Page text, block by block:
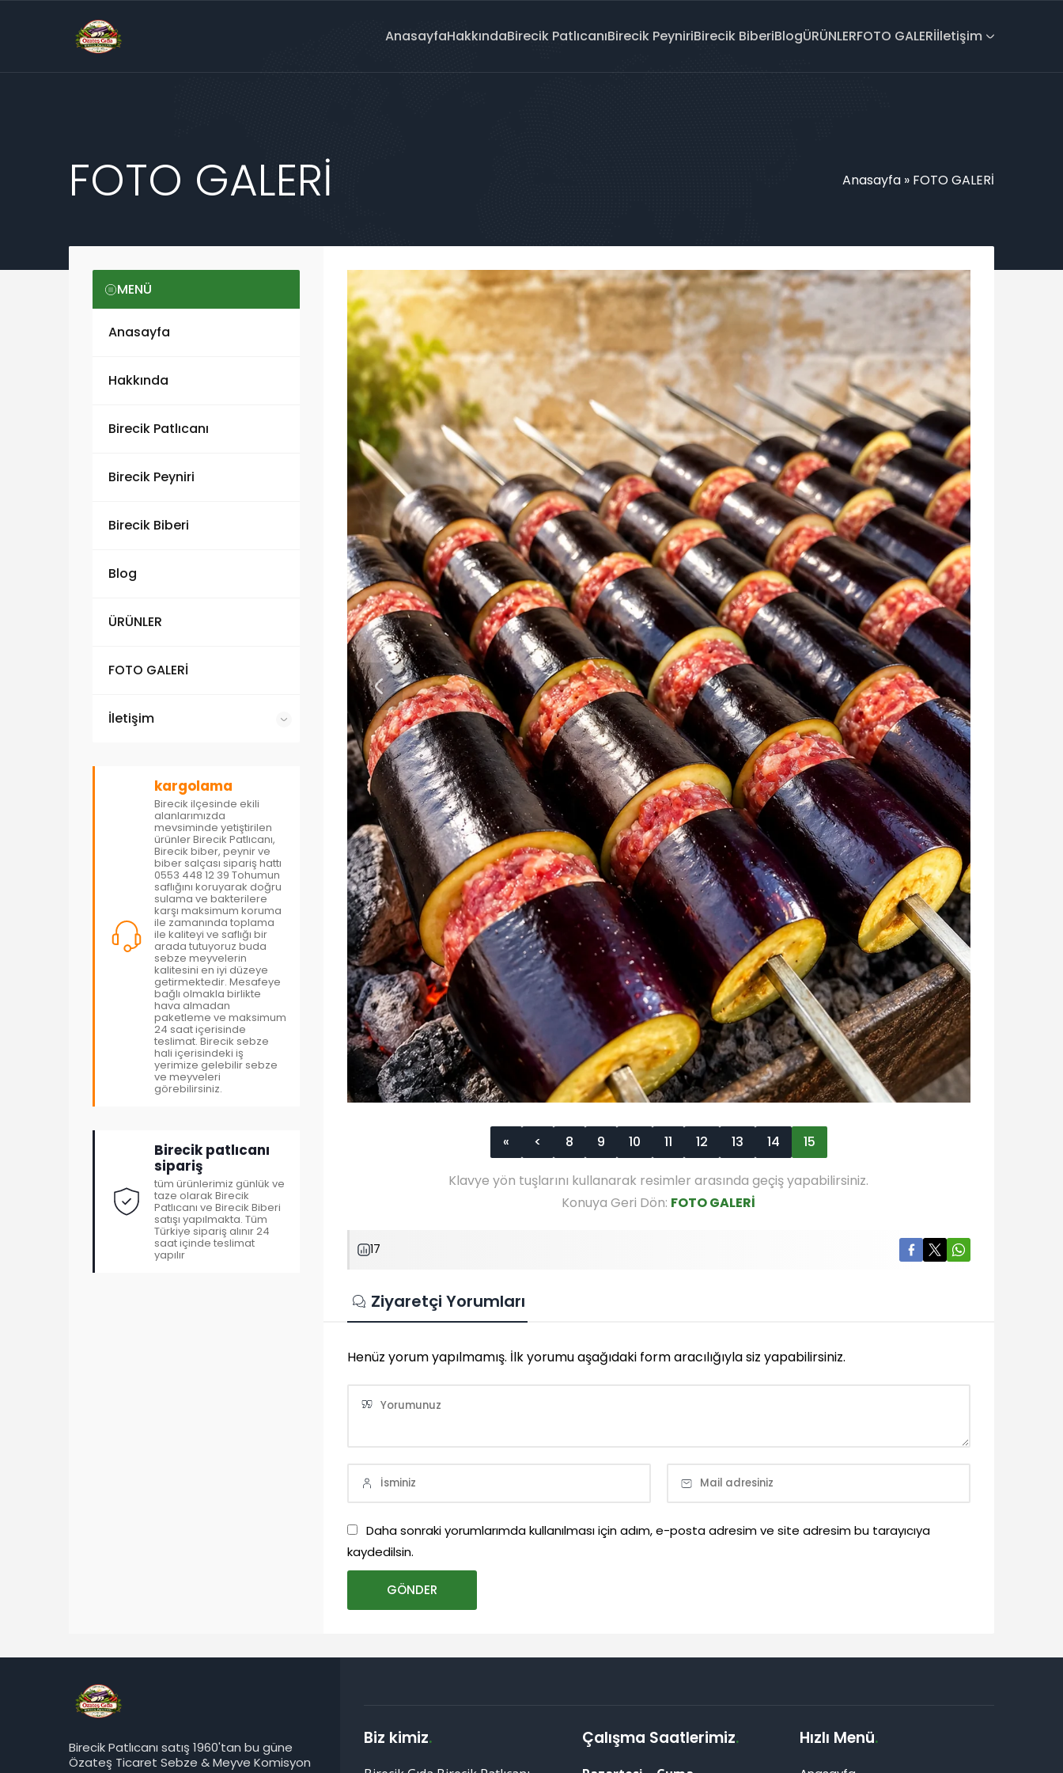
AnasayfaHakkındaBirecik PatlıcanıBirecik PeyniriBirecik BiberiBlogÜRÜNLERFOTO GALERİİletişim
FOTO GALERİ Anasayfa » FOTO GALERİ
« < 8 9 10 11 12 13 14 15
Klavye yön tuşlarını kullanarak resimler arasında geçiş yapabilirsiniz.
Konuya Geri Dön: FOTO GALERİ
17
Ziyaretçi Yorumları
Henüz yorum yapılmamış. İlk yorumu aşağıdaki form aracılığıyla siz yapabilirsiniz.
Daha sonraki yorumlarımda kullanılması için adım, e-posta adresim ve site adresim bu tarayıcıya
kaydedilsin.
MENÜ
Anasayfa
Hakkında
Birecik Patlıcanı
Birecik Peyniri
Birecik Biberi
Blog
ÜRÜNLER
FOTO GALERİ
İletişim
kargolama
Birecik ilçesinde ekili
alanlarımızda
mevsiminde yetiştirilen
ürünler Birecik Patlıcanı,
Birecik biber, peynir ve
biber salçası sipariş hattı
0553 448 12 39 Tohumun
saflığını koruyarak doğru
sulama ve bakterilere
karşı maksimum koruma
ile zamanında toplama
ile kaliteyi ve saflığı bir
arada tutuyoruz buda
sebze meyvelerin
kalitesini en iyi düzeye
getirmektedir. Mesafeye
bağlı olmakla birlikte
hava almadan
paketleme ve maksimum
24 saat içerisinde
teslimat. Birecik sebze
hali içerisindeki iş
yerimize gelebilir sebze
ve meyveleri
görebilirsiniz.
Birecik patlıcanı
sipariş
tüm ürünlerimiz günlük ve
taze olarak Birecik
Patlıcanı ve Birecik Biberi
satışı yapılmakta. Tüm
Türkiye sipariş alınır 24
saat içinde teslimat
yapılır
Birecik Patlıcanı satış 1960'tan bu güne
Özateş Ticaret Sebze & Meyve Komisyon
Biz kimiz. Çalışma Saatlerimiz. Hızlı Menü.